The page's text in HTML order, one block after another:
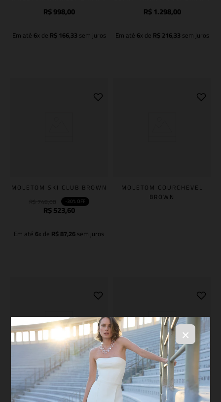
×
R$998,00
Em até 6x de R$166,33 sem juros
R$1.298,00
Em até 6x de R$216,33 sem juros
MOLETOM SKI CLUB BROWN
-30% OFF
R$523,60
Em até 6x de R$87,26sem juros
MOLETOM COURCHEVEL
BROWN
PULL MUSHROOM SHELL
LUNE
PULL TANINO OFF WHITE